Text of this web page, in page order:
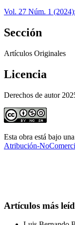
Vol. 27 Núm. 1
Sección
Artículos Originales
Licencia
Derechos de autor
Esta obra está bajo
Atribución-
Artículos más